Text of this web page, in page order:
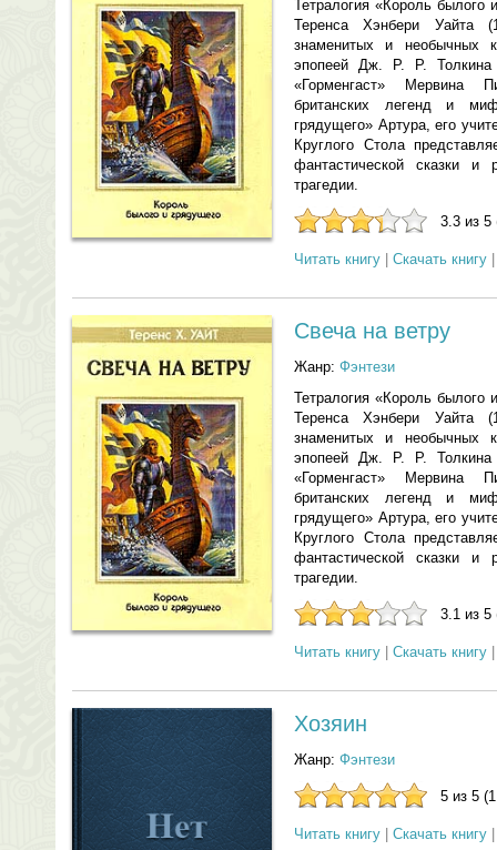
Тетралогия «Король былого
Теренса Хэнбери
знаменитых и необычных
эпопеей Дж. Р. Р. Толкина
«Горменгаст» Мервина
британских легенд и
грядущего» Артура, его
Круглого Стола
фантастической сказки и
трагедии.
3.3 из 5
Читать книгу Скачать книгу
Свеча на ветру
Жанр: Фэнтези
Тетралогия «Король былого
Теренса Хэнбери
знаменитых и необычных
эпопеей Дж. Р. Р. Толкина
«Горменгаст» Мервина
британских легенд и
грядущего» Артура, его
Круглого Стола
фантастической сказки и
трагедии.
3.1 из 5
Читать книгу Скачать книгу
Хозяин
Жанр: Фэнтези
5 из 5
Читать книгу Скачать книгу